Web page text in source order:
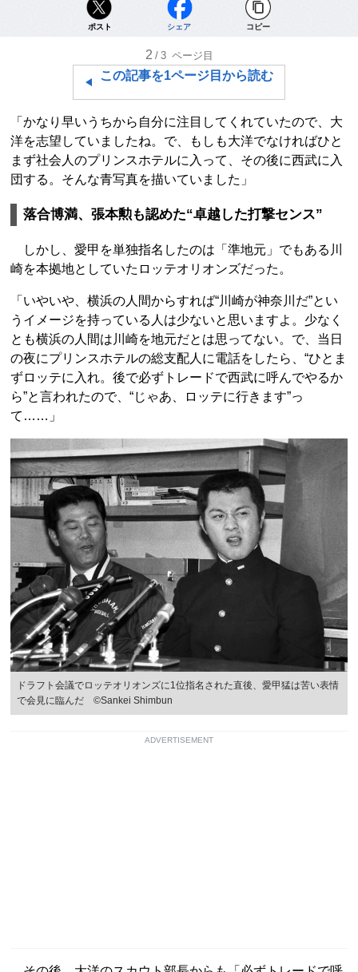
ポスト シェア コピー
2 /3 ページ目
この記事を1ページ目から読む
「かなり早いうちから自分に注目してくれていたので、大
洋を志望していましたね。で、もしも大洋でなければひと
まず社会人のプリンスホテルに入って、その後に西武に入
団する。そんな青写真を描いていました」
落合博満、張本勲も認めた“卓越した打撃センス”
しかし、愛甲を単独指名したのは「準地元」でもある川
崎を本拠地としていたロッテオリオンズだった。
「いやいや、横浜の人間からすれば“川崎が神奈川だ”とい
うイメージを持っている人は少ないと思いますよ。少なく
とも横浜の人間は川崎を地元だとは思ってない。で、当日
の夜にプリンスホテルの総支配人に電話をしたら、“ひとま
ずロッテに入れ。後で必ずトレードで西武に呼んでやるか
ら”と言われたので、“じゃあ、ロッテに行きます”っ
て……」
ドラフト会議でロッテオリオンズに1位指名された直後、愛甲猛は苦い表情
で会見に臨んだ ©Sankei Shimbun
ADVERTISEMENT